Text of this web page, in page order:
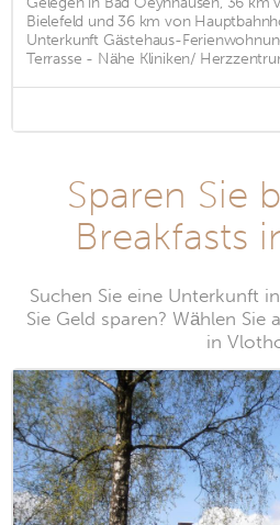
Bielefeld und 36 km von
Unterkunft Gästehaus-
Terrasse - Nähe Kliniken/
Sparen Sie
Breakfasts
Suchen Sie eine Unterkunft
Sie Geld sparen? Wählen Sie
in